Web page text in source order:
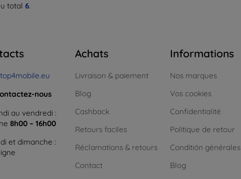
total 6.
nous
au vendredi :
8h00 – 16h00
et dimanche :
Achats
Livraison & paiement
Blog
Cashback
Retours faciles
Réclamations & retours
Contact
Informations
Nos marques
Vos cookies
Confidentialité
Politique de retour
Conditión générales
Blog